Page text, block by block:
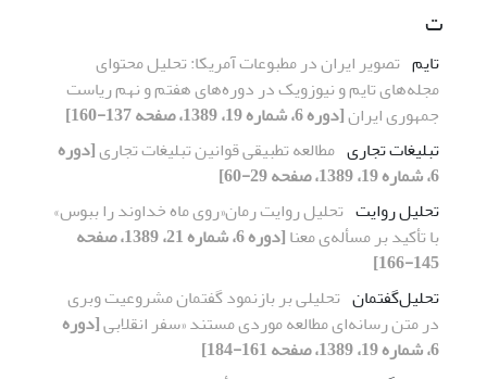
ت
تایم تصویر ایران در مطبوعات آمریکا: تحلیل محتوای
مجله‌های تایم و نیوزویک در دوره‌های هفتم و نهم ریاست
جمهوری ایران[دوره 6، شماره 19، 1389، صفحه 137-160]
تبلیغات تجاری مطالعه تطبیقی قوانین تبلیغات تجاری[دوره
6، شماره 19، 1389، صفحه 29-60]
تحلیل روایت تحلیل روایت رمان«روی ماه خداوند را ببوس»
با تأکید بر مسأله‌ی معنا
[دوره 6، شماره 21، 1389، صفحه
145-166]
تحلیل‌گفتمان تحلیلی بر بازنمود گفتمان مشروعیت وبری
در متن رسانه‌ای مطالعه موردی مستند «سفر انقلابی[دوره
6، شماره 19، 1389، صفحه 161-184]